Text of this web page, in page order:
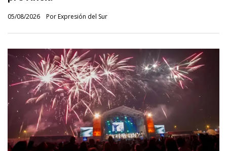
Por Expresión del Sur
05/08/2026